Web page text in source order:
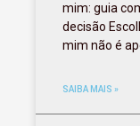
mim: guia
decisão
mim não é
SAIBA MAIS »